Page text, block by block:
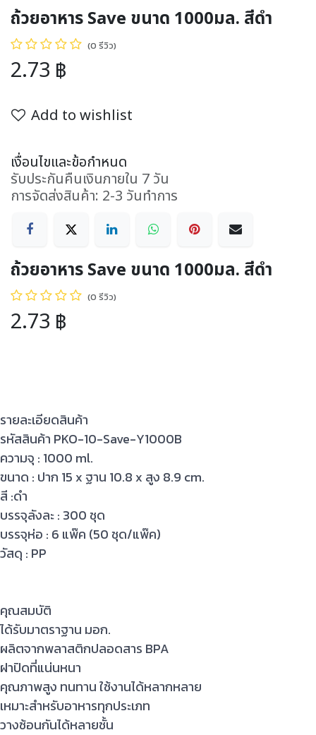
ถ้วยอาหาร Save ขนาด 1000มล. สีดำ
(0 รีวิว)
2.73 ฿
Add to wishlist
เงื่อนไขและข้อกำหนด
รับประกันคืนเงินภายใน 7 วัน
การจัดส่งสินค้า: 2-3 วันทำการ
ถ้วยอาหาร Save ขนาด 1000มล. สีดำ
(0 รีวิว)
2.73 ฿
รายละเอียดสินค้า
รหัสสินค้า PKO-10-Save-Y1000B
ความจุ : 1000 ml.
ขนาด : ปาก 15 x ฐาน 10.8 x สูง 8.9 cm.
สี :ดำ
บรรจุลังละ : 300 ชุด
บรรจุห่อ : 6 แพ๊ค (50 ชุด/แพ๊ค)
วัสดุ : PP
คุณสมบัติ
ได้รับมาตราฐาน มอก.
ผลิตจากพลาสติกปลอดสาร BPA
ฝาปิดที่แน่นหนา
คุณภาพสูง ทนทาน ใช้งานได้หลากหลาย
เหมาะสำหรับอาหารทุกประเภท
วางซ้อนกันได้หลายชั้น